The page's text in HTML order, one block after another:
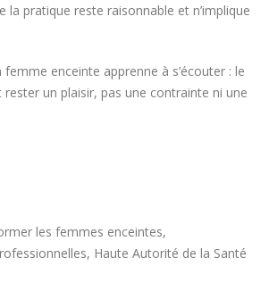
la pratique reste raisonnable et n’implique
femme enceinte apprenne à s’écouter : le
un plaisir, pas une contrainte ni une
les femmes enceintes,
Haute Autorité de la Santé